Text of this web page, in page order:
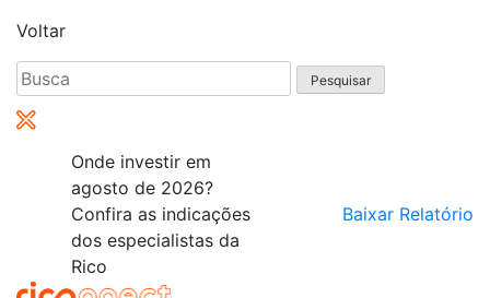
Voltar
Pesquisar
por:
Onde investir em
agosto de 2026?
Confira as indicações
dos especialistas da
Rico
Baixar Relatório